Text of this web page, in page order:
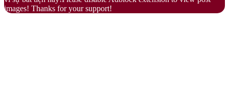
images! Thanks for your support!